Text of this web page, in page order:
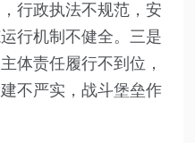
行政执法不规范，安
行机制不健全。三是
体责任履行不到位，
不严实，战斗堡垒作